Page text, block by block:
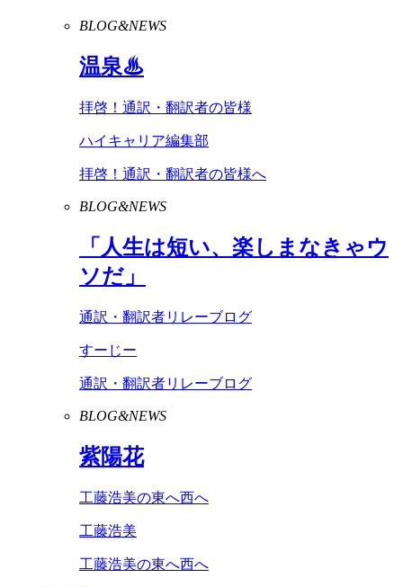
BLOG&NEWS
温泉♨
拝啓！通訳・翻訳者の皆様
ハイキャリア編集部
拝啓！通訳・翻訳者の皆様へ
BLOG&NEWS
「人生は短い、楽しまなきゃウ
ソだ」
通訳・翻訳者リレーブログ
すーじー
通訳・翻訳者リレーブログ
BLOG&NEWS
紫陽花
工藤浩美の東へ西へ
工藤浩美
工藤浩美の東へ西へ